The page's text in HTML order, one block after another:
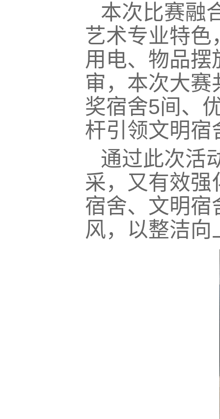
本次比赛融
艺术专业特色
用电、物品
审，本次大
奖宿舍5间、
杆引领文明宿
通过此次活
采，又有效强
宿舍、文明宿
风，以整洁